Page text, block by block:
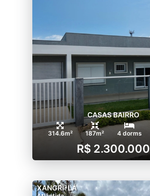
CASAS BAIRRO
314.6m² 187m² 4 dorms
R$ 2.300.000
XANGRI-LÁ